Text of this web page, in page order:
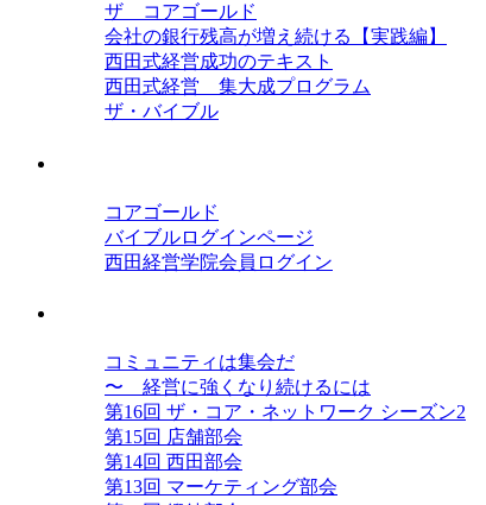
ザ コアゴールド
会社の銀行残高が増え続ける【実践編】
西田式経営成功のテキスト
西田式経営 集大成プログラム
ザ・バイブル
コアゴールド
バイブルログインページ
西田経営学院会員ログイン
コミュニティは集会だ
〜 経営に強くなり続けるには
第16回 ザ・コア・ネットワーク シーズン2
第15回 店舗部会
第14回 西田部会
第13回 マーケティング部会